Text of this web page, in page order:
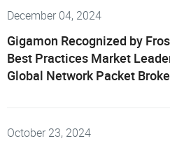
December 04, 2024
Gigamon Recognized by
Best Practices Market
Global Network Packet
October 23, 2024